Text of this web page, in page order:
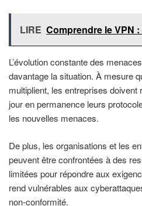
LIRE Comprendre le VPN
L’évolution constante des
davantage la situation. À mesure
multiplient, les entreprises
jour en permanence leurs
les nouvelles menaces.
De plus, les organisations et les
peuvent être confrontées à des
limitées pour répondre aux
rend vulnérables aux
non-conformité.